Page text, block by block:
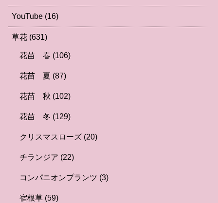
YouTube (16)
草花 (631)
花苗 春 (106)
花苗 夏 (87)
花苗 秋 (102)
花苗 冬 (129)
クリスマスローズ (20)
チランジア (22)
コンパニオンプランツ (3)
宿根草 (59)